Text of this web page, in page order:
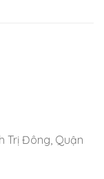
Trị Đông, Quận